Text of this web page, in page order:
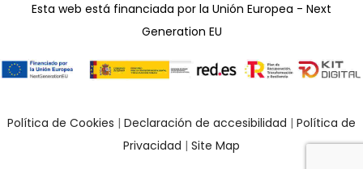
Esta web está financiada por la Unión Europea - Next
Generation EU
Política de Cookies | Declaración de accesibilidad | Política de
Privacidad | Site Map